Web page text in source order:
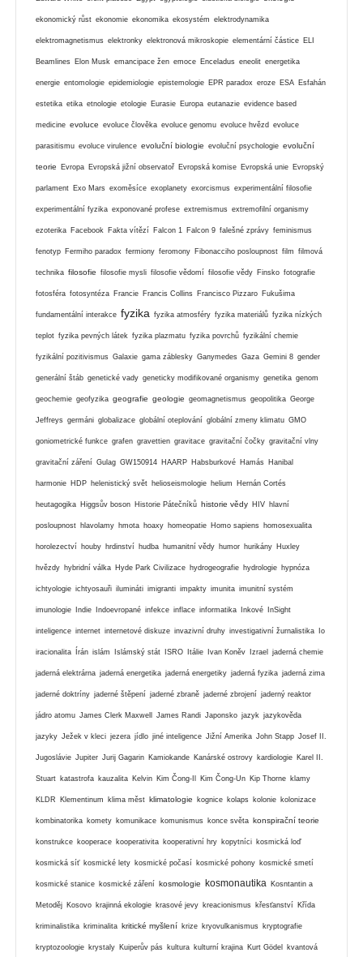
ekonomický růst ekonomie ekonomika ekosystém elektrodynamika
elektromagnetismus elektronky elektronová mikroskopie elementární částice ELI
Beamlines Elon Musk emancipace žen emoce Enceladus eneolit energetika
energie entomologie epidemiologie epistemologie EPR paradox eroze ESA Esfahán
estetika etika etnologie etologie Eurasie Europa eutanazie evidence based
medicine evoluce evoluce člověka evoluce genomu evoluce hvězd evoluce
parasitismu evoluce virulence evoluční biologie evoluční psychologie evoluční
teorie Evropa Evropská jižní observatoř Evropská komise Evropská unie Evropský
parlament Exo Mars exoměsíce exoplanety exorcismus experimentální filosofie
experimentální fyzika exponované profese extremismus extremofilní organismy
ezoterika Facebook Fakta vítězí Falcon 1 Falcon 9 falešné zprávy feminismus
fenotyp Fermiho paradox fermiony feromony Fibonacciho posloupnost film filmová
technika filosofie filosofie mysli filosofie vědomí filosofie vědy Finsko fotografie
fotosféra fotosyntéza Francie Francis Collins Francisco Pizzaro Fukušima
fundamentální interakce fyzika fyzika atmosféry fyzika materiálů fyzika nízkých
teplot fyzika pevných látek fyzika plazmatu fyzika povrchů fyzikální chemie
fyzikální pozitivismus Galaxie gama záblesky Ganymedes Gaza Gemini 8 gender
generální štáb genetické vady geneticky modifikované organismy genetika genom
geochemie geofyzika geografie geologie geomagnetismus geopolitika George
Jeffreys germáni globalizace globální oteplování globální zmeny klimatu GMO
goniometrické funkce grafen gravettien gravitace gravitační čočky gravitační vlny
gravitační záření Gulag GW150914 HAARP Habsburkové Hamás Hanibal
harmonie HDP helenistický svět helioseismologie helium Hernán Cortés
heutagogika Higgsův boson Historie Pátečníků historie vědy HIV hlavní
posloupnost hlavolamy hmota hoaxy homeopatie Homo sapiens homosexualita
horolezectví houby hrdinství hudba humanitní vědy humor hurikány Huxley
hvězdy hybridní válka Hyde Park Civilizace hydrogeografie hydrologie hypnóza
ichtyologie ichtyosauři ilumináti imigranti impakty imunita imunitní systém
imunologie Indie Indoevropané infekce inflace informatika Inkové InSight
inteligence internet internetové diskuze invazivní druhy investigativní žurnalistika Io
iracionalita Írán islám Islámský stát ISRO Itálie Ivan Koněv Izrael jaderná chemie
jaderná elektrárna jaderná energetika jaderná energetiky jaderná fyzika jaderná zima
jaderné doktríny jaderné štěpení jaderné zbraně jaderné zbrojení jaderný reaktor
jádro atomu James Clerk Maxwell James Randi Japonsko jazyk jazykověda
jazyky Ježek v kleci jezera jídlo jiné inteligence Jižní Amerika John Stapp Josef II.
Jugoslávie Jupiter Jurij Gagarin Kamiokande Kanárské ostrovy kardiologie Karel II.
Stuart katastrofa kauzalita Kelvin Kim Čong-Il Kim Čong-Un Kip Thorne klamy
KLDR Klementinum klima měst klimatologie kognice kolaps kolonie kolonizace
kombinatorika komety komunikace komunismus konce světa konspirační teorie
konstrukce kooperace kooperativita kooperativní hry kopytníci kosmická loď
kosmická síť kosmické lety kosmické počasí kosmické pohony kosmické smetí
kosmické stanice kosmické záření kosmologie kosmonautika Kosntantin a
Metoděj Kosovo krajinná ekologie krasové jevy kreacionismus křesťanství Křída
kriminalistika kriminalita kritické myšlení krize kryovulkanismus kryptografie
kryptozoologie krystaly Kuiperův pás kultura kulturní krajina Kurt Gödel kvantová